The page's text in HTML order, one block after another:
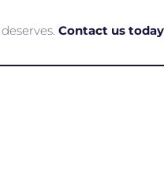
Contact us today